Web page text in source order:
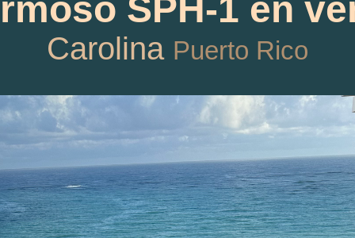
SPH-1 en
Carolina Puerto Rico